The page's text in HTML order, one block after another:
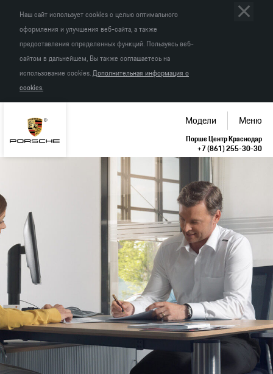
Наш сайт использует cookies с целью оптимального
оформления и улучшения веб-сайта, а также
предоставления определенных функций. Пользуясь веб-
сайтом в дальнейшем, Вы также соглашаетесь на
использование cookies.Дополнительная информация о
cookies.
Модели Меню
Порше Центр Краснодар
+7 (861) 255-30-30